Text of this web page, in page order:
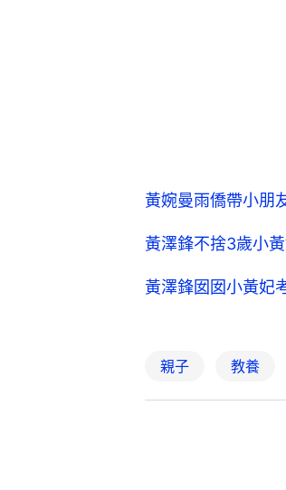
黃婉曼雨僑帶小朋
黃澤鋒不捨3歲小
黃澤鋒囡囡小黃妃
親子 教養